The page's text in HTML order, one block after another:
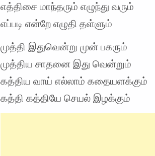
எத்திசை மாந்தரும் எழுந்து வரும்
எப்படி என்றே எழுதி தள்ளும்
முத்தி இதுவென்று முன் பகரும்
முத்திய சாதனை இது வென்றும்
கத்திய வாய் எல்லாம் கதையளக்கும்
கத்தி கத்தியே செயல் இழக்கும்